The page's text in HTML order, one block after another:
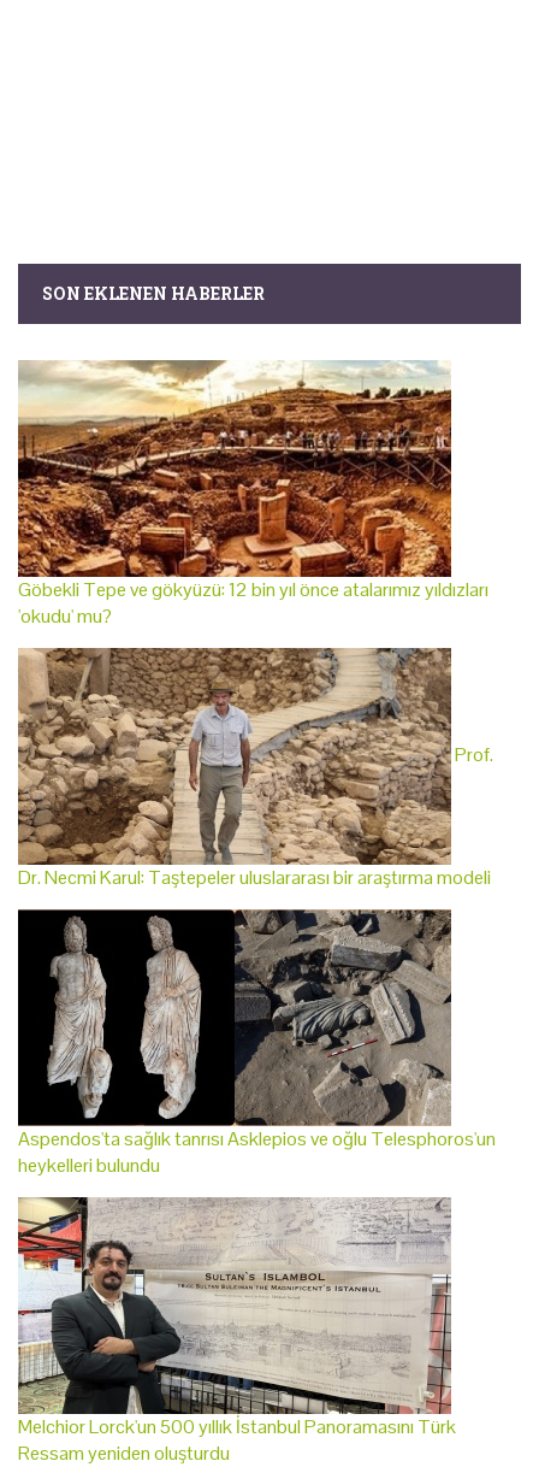
SON EKLENEN HABERLER
Göbekli Tepe ve gökyüzü: 12 bin yıl önce atalarımız yıldızları
'okudu' mu?
Prof.
Dr. Necmi Karul: Taştepeler uluslararası bir araştırma modeli
Aspendos'ta sağlık tanrısı Asklepios ve oğlu Telesphoros'un
heykelleri bulundu
Melchior Lorck'un 500 yıllık İstanbul Panoramasını Türk
Ressam yeniden oluşturdu